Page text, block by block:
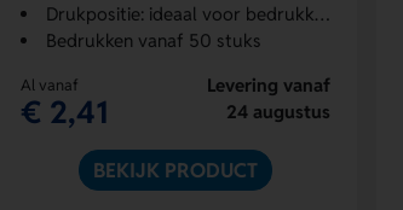
Drukpositie: ideaal voor bedrukking
Bedrukken vanaf 50 stuks
Al vanaf
€ 2,41
Levering vanaf
24 augustus
BEKIJK PRODUCT